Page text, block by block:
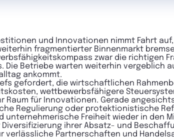
und Innovationen nimmt Fahrt
fragmentierter Binnenmarkt
zwar die richtigen
Die Betriebe warten weiterhin vergeblich
ankommt.
gefordert, die wirtschaftlichen
wettbewerbsfähigere
Raum für Innovationen. Gerade
Regulierung oder protektionistische
unternehmerische Freiheit wieder in den
ihrer Absatz- und
Partnerschaften und